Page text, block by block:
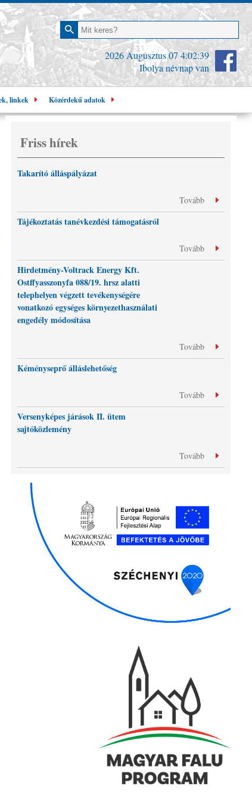
2026 Augusztus 07 4:02:40
Ibolya névnap van
linkek Közérdekű adatok
Friss hírek
Takarító álláspályázat
Tovább
Tájékoztatás tanévkezdési támogatásról
Tovább
Hirdetmény-Voltrack Energy Kft.
Ostffyasszonyfa 088/19. hrsz alatti
telephelyen végzett tevékenységére
vonatkozó egységes környezethasználati
engedély módosítása
Tovább
Kéményseprő álláslehetőség
Tovább
Versenyképes járások II. ütem
sajtóközlemény
Tovább